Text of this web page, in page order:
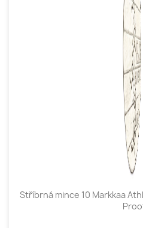
Stříbrná mince 10 Markkaa